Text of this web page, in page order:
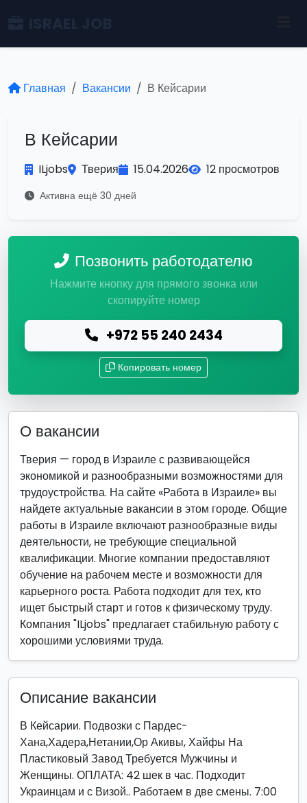
Главная Вакансии В Кейсарии
В Кейсарии
ILjobs Тверия 15.04.2026 12 просмотров
Активна ещё 30 дней
Позвонить работодателю
Нажмите кнопку для прямого звонка или
скопируйте номер
+972 55 240 2434
Копировать номер
О вакансии
Тверия — город в Израиле с развивающейся
экономикой и разнообразными возможностями для
трудоустройства. На сайте «Работа в Израиле» вы
найдете актуальные вакансии в этом городе. Общие
работы в Израиле включают разнообразные виды
деятельности, не требующие специальной
квалификации. Многие компании предоставляют
обучение на рабочем месте и возможности для
карьерного роста. Работа подходит для тех, кто
ищет быстрый старт и готов к физическому труду.
Компания "ILjobs" предлагает стабильную работу с
хорошими условиями труда.
Описание вакансии
В Кейсарии. Подвозки с Пардес-
Хана,Хадера,Нетании,Ор Акивы, Хайфы На
Пластиковый Завод Требуется Мужчины и
Женщины. ОПЛАТА: 42 шек в час. Подходит
Украинцам и с Визой.. Работаем в две смены. 7:00